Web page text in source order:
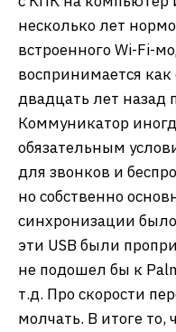
несколько лет
встроенного Wi-Fi-
воспринимается
двадцать лет назад
Коммуникатор
обязательным
для звонков и
но собственно
синхронизации
эти USB были
не подошел бы к
т.д. Про скорости
молчать. В итоге то,